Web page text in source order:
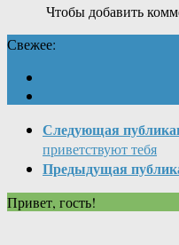
Чтобы добавить
Свежее:
Следующая
приветствуют тебя
Предыдущая
Привет, гость!